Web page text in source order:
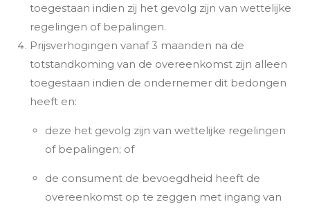
toegestaan indien zij het gevolg zijn van wettelijke
regelingen of bepalingen.
Prijsverhogingen vanaf 3 maanden na de
totstandkoming van de overeenkomst zijn alleen
toegestaan indien de ondernemer dit bedongen
heeft en:
deze het gevolg zijn van wettelijke regelingen
of bepalingen; of
de consument de bevoegdheid heeft de
overeenkomst op te zeggen met ingang van